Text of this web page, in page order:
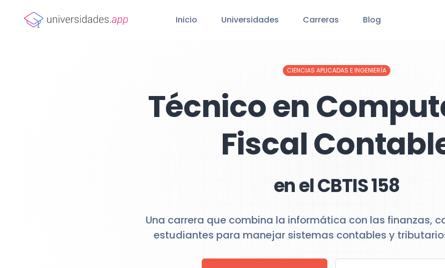
Inicio Universidades Carreras Blog
CIENCIAS APLICADAS E INGENIERÍA
Técnico en
Fiscal
en el CBTIS 158
Una carrera que combina la informática con las finanzas,
estudiantes para manejar sistemas contables y